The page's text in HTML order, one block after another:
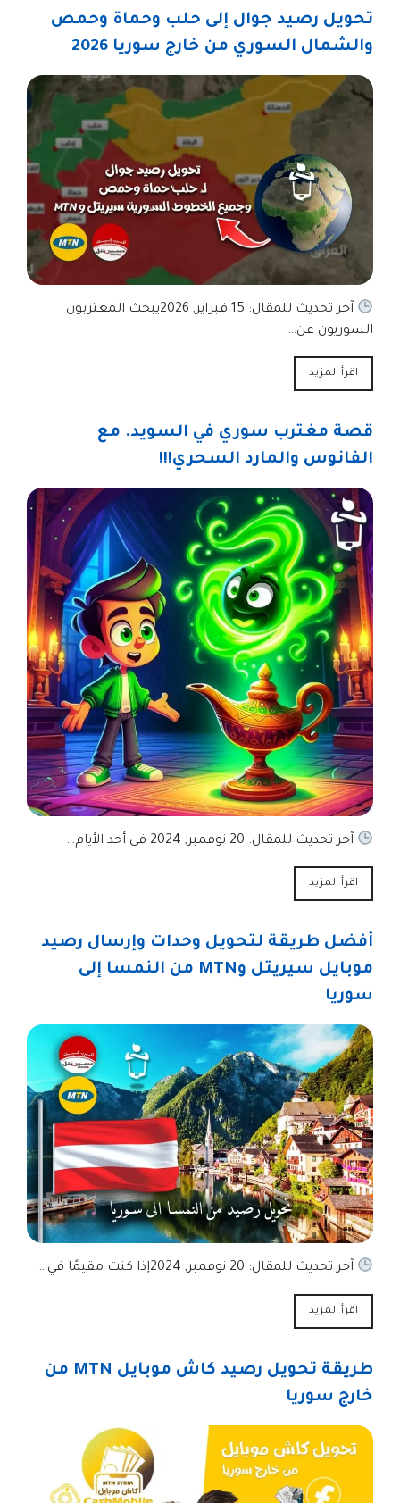
تحويل رصيد جوال إلى حلب وحماة وحمص
والشمال السوري من خارج سوريا 2026
آخر تحديث للمقال: 15 فبراير, 2026يبحث المغتربون
السوريون عن…
اقرأ المزيد
قصة مغترب سوري في السويد. مع
الفانوس والمارد السحري!!!
آخر تحديث للمقال: 20 نوفمبر, 2024 في أحد الأيام…
اقرأ المزيد
أفضل طريقة لتحويل وحدات وإرسال رصيد
موبايل سيريتل وMTN من النمسا إلى
سوريا
آخر تحديث للمقال: 20 نوفمبر, 2024إذا كنت مقيمًا في…
اقرأ المزيد
طريقة تحويل رصيد كاش موبايل MTN من
خارج سوريا